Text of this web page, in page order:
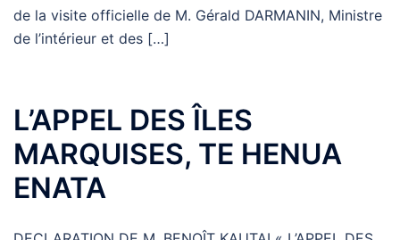
de la visite officielle de M. Gérald DARMANIN, Ministre
de l’intérieur et des […]
L’APPEL DES ÎLES
MARQUISES, TE HENUA
ENATA